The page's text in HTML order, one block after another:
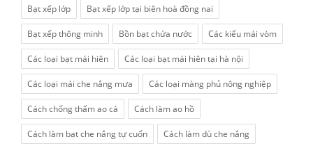
Bạt xếp lớp Bạt xếp lớp tại biên hoà đồng nai
Bạt xếp thông minh Bồn bạt chứa nước Các kiểu mái vòm
Các loại bạt mái hiên Các loại bạt mái hiên tại hà nội
Các loại mái che nắng mưa Các loại màng phủ nông nghiệp
Cách chống thấm ao cá Cách làm ao hồ
Cách làm bạt che nắng tự cuốn Cách làm dù che nắng